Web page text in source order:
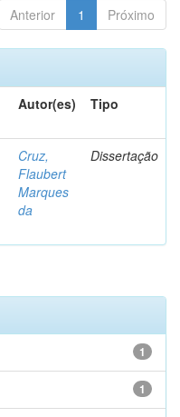
Anterior 1 Próximo
Autor(es) Tipo
Cruz,
Flaubert
Marques
da
Dissertação
1
1